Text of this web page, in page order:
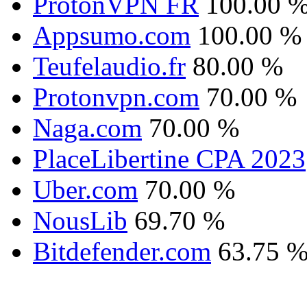
Appsumo.com 100.00 %
Teufelaudio.fr 80.00 %
Protonvpn.com 70.00 %
Naga.com 70.00 %
PlaceLibertine CPA 2023
Uber.com 70.00 %
NousLib 69.70 %
Bitdefender.com 63.75